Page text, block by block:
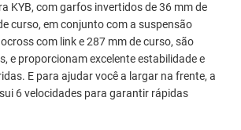
KYB, com garfos invertidos de 36 mm de
curso, em conjunto com a suspensão
com link e 287 mm de curso, são
e proporcionam excelente estabilidade e
E para ajudar você a largar na frente, a
6 velocidades para garantir rápidas